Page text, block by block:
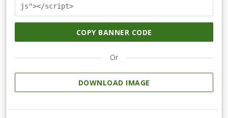
js"></script>
COPY BANNER CODE
Or
DOWNLOAD IMAGE